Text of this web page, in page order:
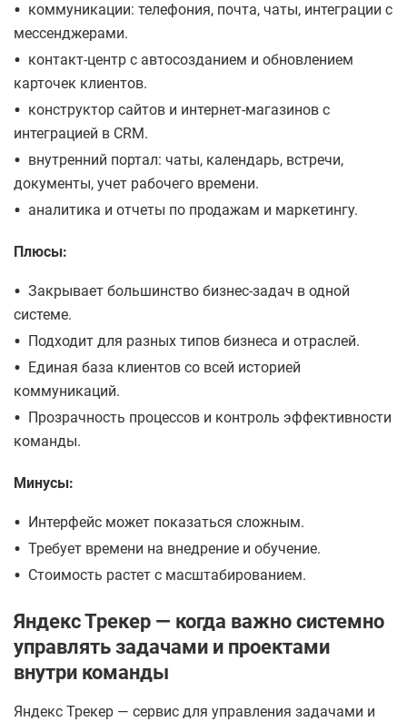
• коммуникации: телефония, почта, чаты, интеграции с
мессенджерами.
• контакт-центр с автосозданием и обновлением
карточек клиентов.
• конструктор сайтов и интернет-магазинов с
интеграцией в CRM.
• внутренний портал: чаты, календарь, встречи,
документы, учет рабочего времени.
• аналитика и отчеты по продажам и маркетингу.
Плюсы:
• Закрывает большинство бизнес-задач в одной
системе.
• Подходит для разных типов бизнеса и отраслей.
• Единая база клиентов со всей историей
коммуникаций.
•
Прозрачность процессов и контроль эффективности
команды.
Минусы:
• Интерфейс может показаться сложным.
• Требует времени на внедрение и обучение.
• Стоимость растет с масштабированием.
Яндекс Трекер — когда важно системно
управлять задачами и проектами
внутри команды
Яндекс Трекер — сервис для управления задачами и